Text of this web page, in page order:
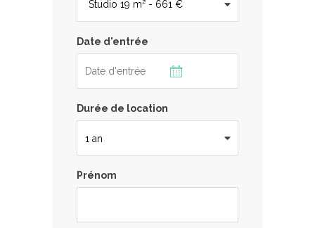
Date d'entrée
Durée de location
Prénom